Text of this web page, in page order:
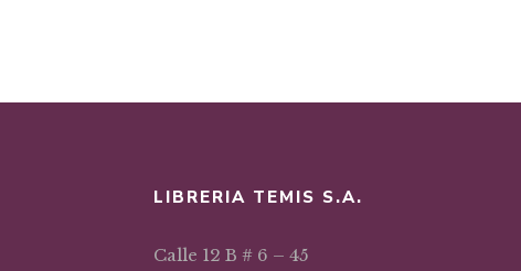
LIBRERIA TEMIS S.A.
Calle 12 B # 6 – 45